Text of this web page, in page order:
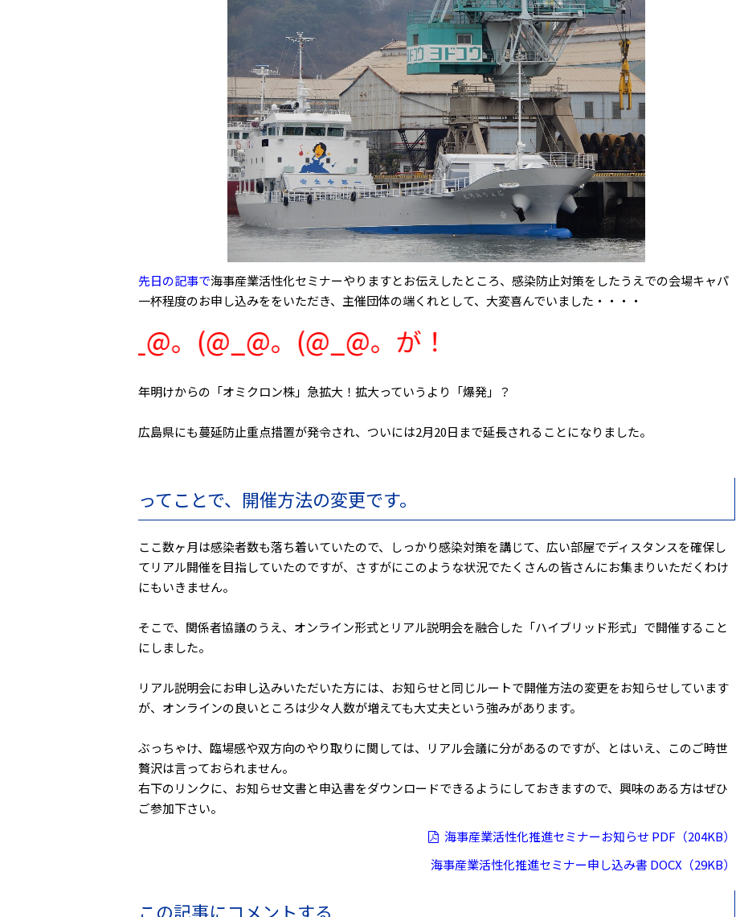
先日の記事で海事産業活性化セミナーやりますとお伝えしたところ、感染防止対策をしたうえでの会場キャパ
一杯程度のお申し込みををいただき、主催団体の端くれとして、大変喜んでいました・・・・
(@_@。(@_@。(@_@。(@_@。が！
年明けからの「オミクロン株」急拡大！拡大っていうより「爆発」？
広島県にも蔓延防止重点措置が発令され、ついには2月20日まで延長されることになりました。
ってことで、開催方法の変更です。
ここ数ヶ月は感染者数も落ち着いていたので、しっかり感染対策を講じて、広い部屋でディスタンスを確保し
てリアル開催を目指していたのですが、さすがにこのような状況でたくさんの皆さんにお集まりいただくわけ
にもいきません。
そこで、関係者協議のうえ、オンライン形式とリアル説明会を融合した「ハイブリッド形式」で開催すること
にしました。
リアル説明会にお申し込みいただいた方には、お知らせと同じルートで開催方法の変更をお知らせしています
が、オンラインの良いところは少々人数が増えても大丈夫という強みがあります。
ぶっちゃけ、臨場感や双方向のやり取りに関しては、リアル会議に分があるのですが、とはいえ、このご時世
贅沢は言っておられません。
右下のリンクに、お知らせ文書と申込書をダウンロードできるようにしておきますので、興味のある方はぜひ
ご参加下さい。
海事産業活性化推進セミナーお知らせ PDF（204KB）
海事産業活性化推進セミナー申し込み書 DOCX（29KB）
この記事にコメントする